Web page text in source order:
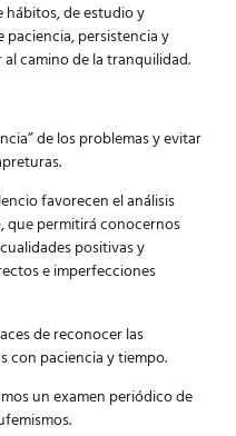
hábitos, de estudio y
paciencia, persistencia y
camino de la tranquilidad.
de los problemas y evitar
favorecen el análisis
permitirá conocernos
positivas y
e imperfecciones
de reconocer las
con paciencia y tiempo.
un examen periódico de